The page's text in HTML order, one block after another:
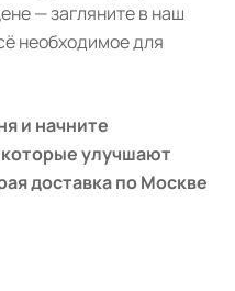
— загляните в наш
необходимое для
и начните
которые улучшают
доставка по Москве